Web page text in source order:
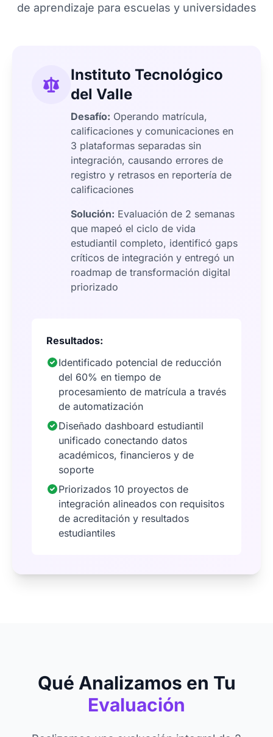
de aprendizaje para escuelas y universidades
Instituto Tecnológico
del Valle
Desafío: Operando matrícula,
calificaciones y comunicaciones en
3 plataformas separadas sin
integración, causando errores de
registro y retrasos en reportería de
calificaciones
Solución: Evaluación de 2 semanas
que mapeó el ciclo de vida
estudiantil completo, identificó gaps
críticos de integración y entregó un
roadmap de transformación digital
priorizado
Resultados:
Identificado potencial de reducción
del 60% en tiempo de
procesamiento de matrícula a través
de automatización
Diseñado dashboard estudiantil
unificado conectando datos
académicos, financieros y de
soporte
Priorizados 10 proyectos de
integración alineados con requisitos
de acreditación y resultados
estudiantiles
Qué Analizamos en Tu
Evaluación